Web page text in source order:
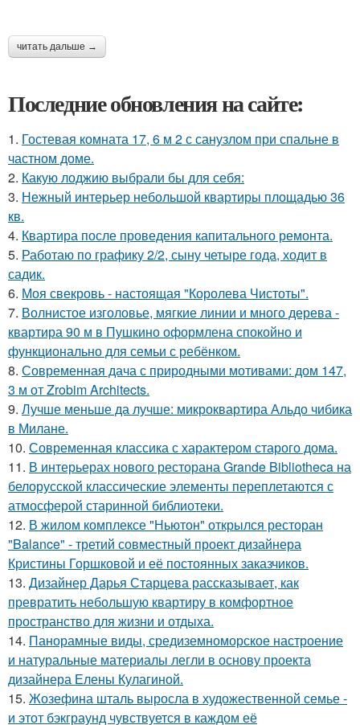
читать дальше →
Последние обновления на сайте:
1. Гостевая комната 17, 6 м 2 с санузлом при спальне в
частном доме.
2. Какую лоджию выбрали бы для себя:
3. Нежный интерьер небольшой квартиры площадью 36
кв.
4. Квартира после проведения капитального ремонта.
5. Работаю по графику 2/2, сыну четыре года, ходит в
садик.
6. Моя свекровь - настоящая "Королева Чистоты".
7. Волнистое изголовье, мягкие линии и много дерева -
квартира 90 м в Пушкино оформлена спокойно и
функционально для семьи с ребёнком.
8. Современная дача с природными мотивами: дом 147,
3 м от Zrobim Architects.
9. Лучше меньше да лучше: микроквартира Альдо чибика
в Милане.
10. Современная классика с характером старого дома.
11. В интерьерах нового ресторана Grande Bibliotheca на
белорусской классические элементы переплетаются с
атмосферой старинной библиотеки.
12. В жилом комплексе "Ньютон" открылся ресторан
"Balance" - третий совместный проект дизайнера
Кристины Горшковой и её постоянных заказчиков.
13. Дизайнер Дарья Старцева рассказывает, как
превратить небольшую квартиру в комфортное
пространство для жизни и отдыха.
14. Панорамные виды, средиземноморское настроение
и натуральные материалы легли в основу проекта
дизайнера Елены Кулагиной.
15. Жозефина шталь выросла в художественной семье -
и этот бэкграунд чувствуется в каждом её